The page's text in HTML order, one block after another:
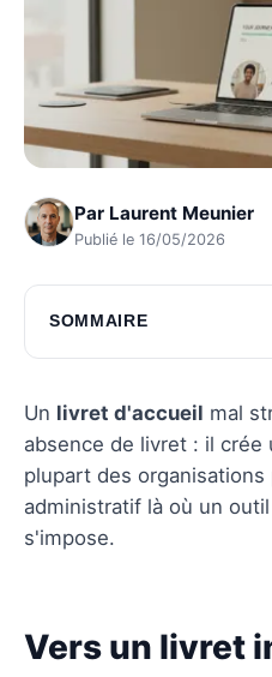
Par Laurent Meunier
Publié le 16/05/2026
SOMMAIRE
Vers un livret interactif
Inspiration avec
Questions fréquentes
Un livret d'accueil mal
absence de livret : il crée
plupart des
administratif là où un
s'impose.
Vers un livret